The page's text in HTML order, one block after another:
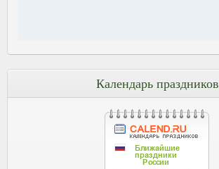
Календарь праздников